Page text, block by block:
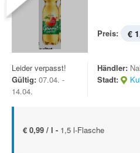
Preis: €
Leider verpasst!
Gültig: 07.04. -
14.04.
Händler:
Stadt:
€ 0,99 / l - 1,5 l-Flasche